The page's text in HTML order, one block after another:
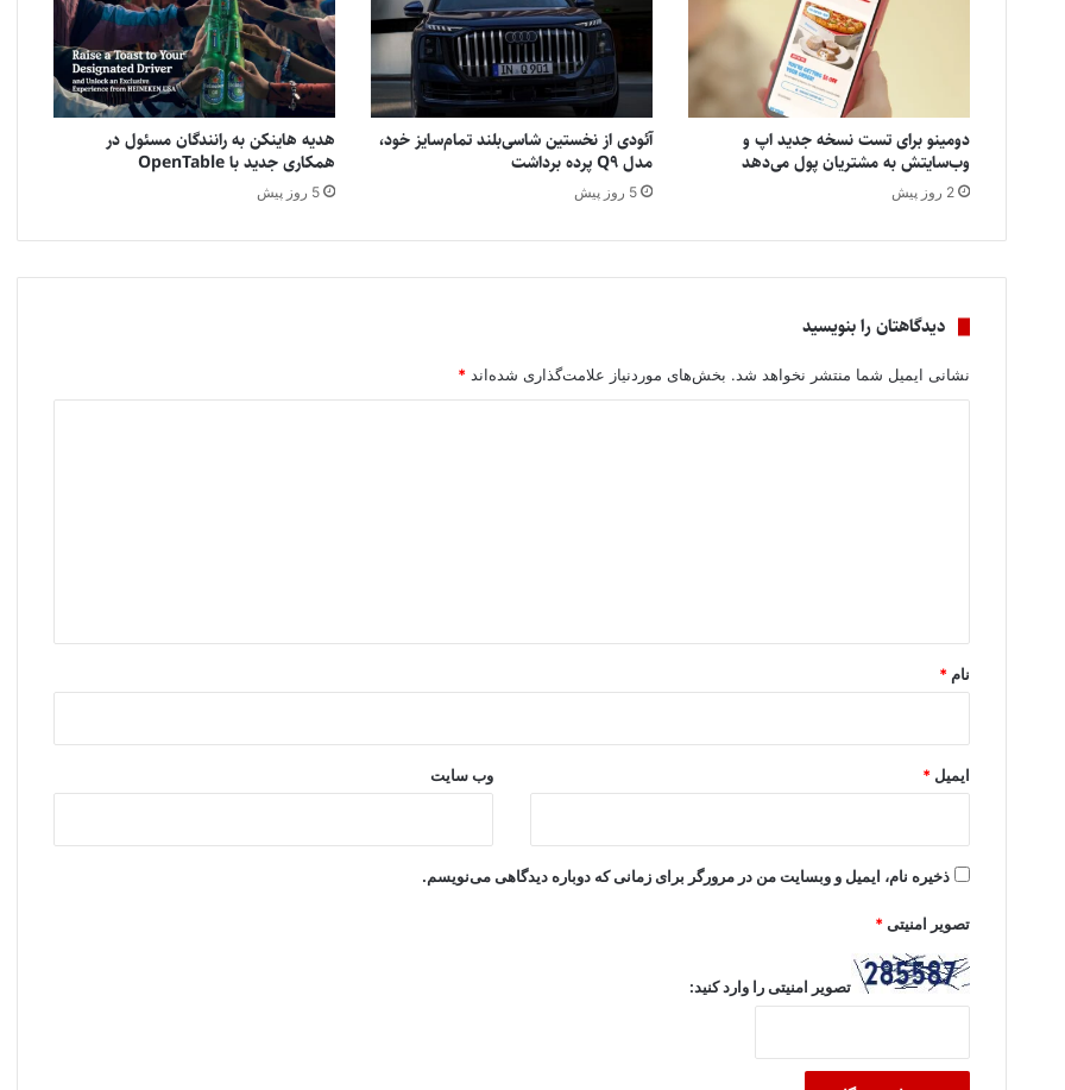
دومینو برای تست نسخه جدید اپ و
وب‌سایتش به مشتریان پول می‌دهد
2 روز پیش
آئودی از نخستین شاسی‌بلند تمام‌سایز خود،
مدل Q9 پرده برداشت
5 روز پیش
هدیه هاینکن به رانندگان مسئول در
همکاری جدید با OpenTable
5 روز پیش
دیدگاهتان را بنویسید
نشانی ایمیل شما منتشر نخواهد شد. بخش‌های موردنیاز علامت‌گذاری شده‌اند *
نام *
ایمیل * وب‌ سایت
ذخیره نام، ایمیل و وبسایت من در مرورگر برای زمانی که دوباره دیدگاهی می‌نویسم.
تصویر امنیتی*
تصویر امنیتی را وارد کنید: